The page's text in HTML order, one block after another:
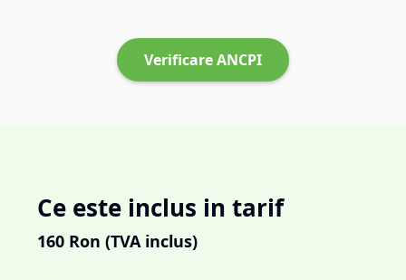
Verificare ANCPI
Ce este inclus in tarif
160 Ron (TVA inclus)